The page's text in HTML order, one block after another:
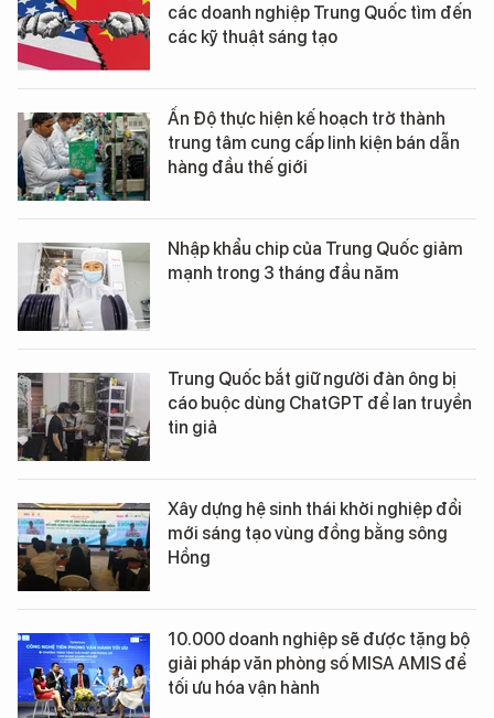
các doanh nghiệp Trung Quốc tìm đến
các kỹ thuật sáng tạo
Ấn Độ thực hiện kế hoạch trở thành
trung tâm cung cấp linh kiện bán dẫn
hàng đầu thế giới
Nhập khẩu chip của Trung Quốc giảm
mạnh trong 3 tháng đầu năm
Trung Quốc bắt giữ người đàn ông bị
cáo buộc dùng ChatGPT để lan truyền
tin giả
Xây dựng hệ sinh thái khởi nghiệp đổi
mới sáng tạo vùng đồng bằng sông
Hồng
10.000 doanh nghiệp sẽ được tặng bộ
giải pháp văn phòng số MISA AMIS để
tối ưu hóa vận hành